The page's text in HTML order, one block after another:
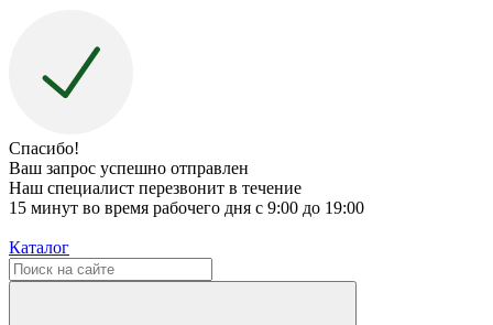
Спасибо!
Ваш запрос успешно отправлен
Наш специалист перезвонит в течение
15 минут во время рабочего дня с 9:00 до 19:00
Каталог